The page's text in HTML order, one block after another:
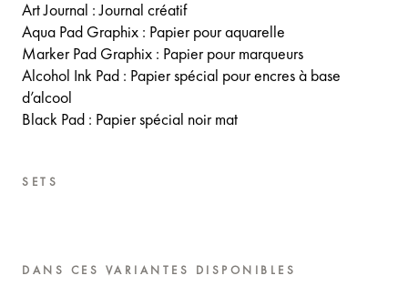
Art Journal : Journal créatif
Aqua Pad Graphix : Papier pour aquarelle
Marker Pad Graphix : Papier pour marqueurs
Alcohol Ink Pad : Papier spécial pour encres à base
d’alcool
Black Pad : Papier spécial noir mat
SETS
DANS CES VARIANTES DISPONIBLES